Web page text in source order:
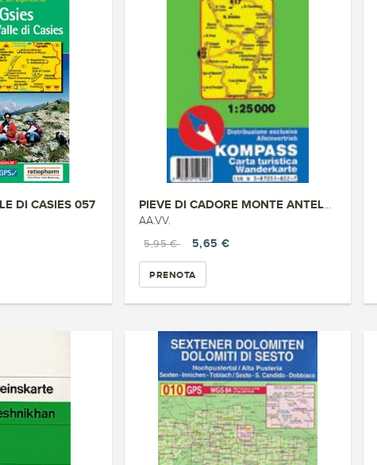
DI CASIES 057
PIEVE DI CADORE MONTE ANTELAO ...
AA.VV.
5,95 €
5,65 €
PRENOTA